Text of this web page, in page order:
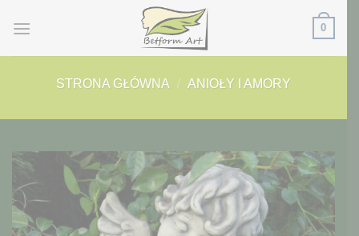
0
STRONA GŁÓWNA / ANIOŁY I AMORY